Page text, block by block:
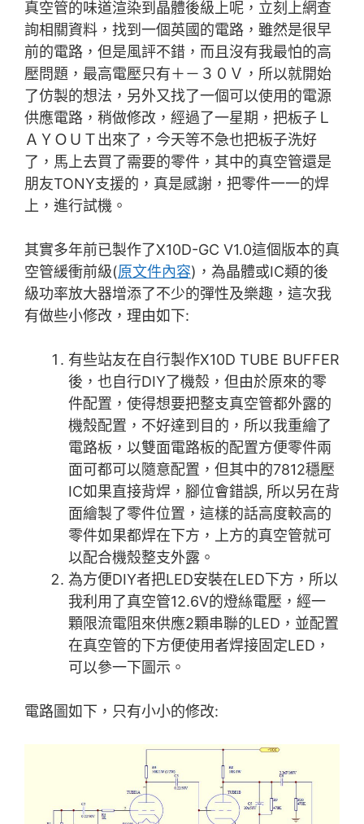
真空管的味道渲染到晶體後級上呢，立刻上網查
詢相關資料，找到一個英國的電路，雖然是很早
前的電路，但是風評不錯，而且沒有我最怕的高
壓問題，最高電壓只有＋－３０Ｖ，所以就開始
了仿製的想法，另外又找了一個可以使用的電源
供應電路，稍做修改，經過了一星期，把板子Ｌ
ＡＹＯＵＴ出來了，今天等不急也把板子洗好
了，馬上去買了需要的零件，其中的真空管還是
朋友TONY支援的，真是感謝，把零件一一的焊
上，進行試機。
其實多年前已製作了X10D-GC V1.0這個版本的真
空管緩衝前級(原文件內容)，為晶體或IC類的後
級功率放大器增添了不少的彈性及樂趣，這次我
有做些小修改，理由如下:
有些站友在自行製作X10D TUBE BUFFER
後，也自行DIY了機殼，但由於原來的零
件配置，使得想要把整支真空管都外露的
機殼配置，不好達到目的，所以我重繪了
電路板，以雙面電路板的配置方便零件兩
面可都可以隨意配置，但其中的7812穩壓
IC如果直接背焊，腳位會錯誤, 所以另在背
面繪製了零件位置，這樣的話高度較高的
零件如果都焊在下方，上方的真空管就可
以配合機殼整支外露。
為方便DIY者把LED安裝在LED下方，所以
我利用了真空管12.6V的燈絲電壓，經一
顆限流電阻來供應2顆串聯的LED，並配置
在真空管的下方便使用者焊接固定LED，
可以參一下圖示。
電路圖如下，只有小小的修改: